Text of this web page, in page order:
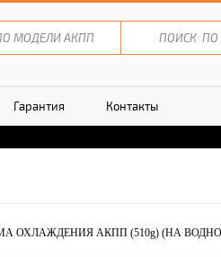
Гарантия Контакты
ОХЛАЖДЕНИЯ АКПП (510g) (НА